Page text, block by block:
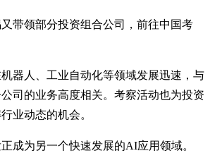
带领部分投资组合公司，前往中国考
器人、工业自动化等领域发展迅速，与
司的业务高度相关。考察活动也为投资
业动态的机会。
成为另一个快速发展的AI应用领域。